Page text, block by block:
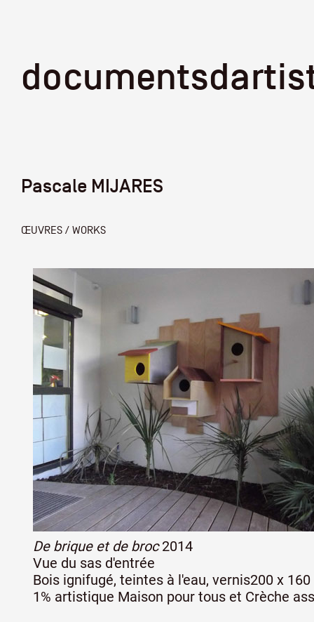
Équipe
Partenaires
Crédits
Actions
Documentation
Visites d'ateliers
Pascale MIJARES
ŒUVRES / WORKS
De brique et de broc2014
Vue du sas d'entrée
Bois ignifugé, teintes à l'eau, vernis200 x
1% artistique Maison pour tous et Crèche